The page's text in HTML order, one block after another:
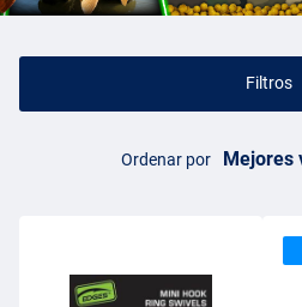
Filtros
Ordenar por